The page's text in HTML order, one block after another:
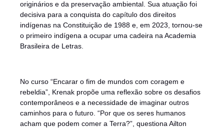
originários e da preservação ambiental. Sua atuação foi
decisiva para a conquista do capítulo dos direitos
indígenas na Constituição de 1988 e, em 2023, tornou-se
o primeiro indígena a ocupar uma cadeira na Academia
Brasileira de Letras.
No curso “Encarar o fim de mundos com coragem e
rebeldia”, Krenak propõe uma reflexão sobre os desafios
contemporâneos e a necessidade de imaginar outros
caminhos para o futuro. “Por que os seres humanos
acham que podem comer a Terra?”, questiona Ailton